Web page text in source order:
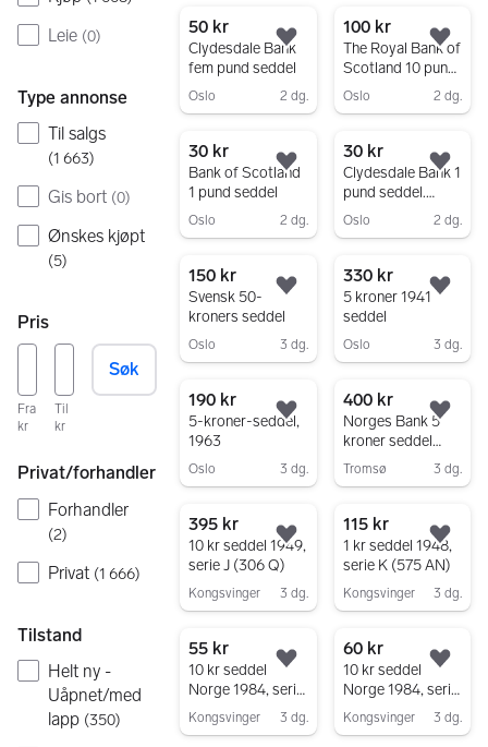
Leie (0)
Type annonse
Til salgs
(1 663)
Gis bort (0)
Ønskes kjøpt
(5)
Pris
Fra
kr
Til
kr
Søk
Privat/forhandler
Forhandler
(2)
Privat (1 666)
Tilstand
Helt ny -
Uåpnet/med
lapp (350)
50 kr
Clydesdale Bank
fem pund seddel
Oslo 2 dg.
Legg til som favoritt.
100 kr
The Royal Bank of
Scotland 10 pund
seddel
Oslo 2 dg.
30 kr
Bank of Scotland
1 pund seddel
Oslo 2 dg.
Legg til som favoritt.
30 kr
Clydesdale Bank 1
pund seddel.
Scotland
Oslo 2 dg.
150 kr
Svensk 50-
kroners seddel
Oslo 3 dg.
Legg til som favoritt.
330 kr
5 kroner 1941
seddel
Oslo 3 dg.
190 kr
5-kroner-seddel,
1963
Oslo 3 dg.
Legg til som favoritt.
400 kr
Norges Bank 5
kroner seddel
1942
Tromsø 3 dg.
395 kr
10 kr seddel 1949,
serie J (306 Q)
Kongsvinger 3 dg.
Legg til som favoritt.
115 kr
1 kr seddel 1948,
serie K (575 AN)
Kongsvinger 3 dg.
55 kr
10 kr seddel
Norge 1984, serie
CY - MEGET PEN
(4311 BÆ)
Kongsvinger 3 dg.
Legg til som favoritt.
60 kr
10 kr seddel
Norge 1984, serie
CY - MEGET PEN
(4314 BÆ)
Kongsvinger 3 dg.